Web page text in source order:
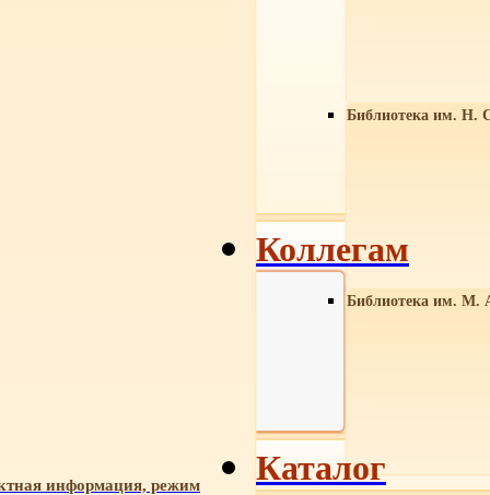
Библиотека им. Н.
Библиотека им. М.
информация, режим
Коллегам
Каталог